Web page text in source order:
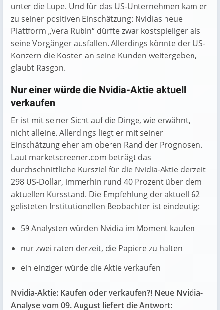
unter die Lupe. Und für das US-Unternehmen kam er
zu seiner positiven Einschätzung: Nvidias neue
Plattform „Vera Rubin“ dürfte zwar kostspieliger als
seine Vorgänger ausfallen. Allerdings könnte der US-
Konzern die Kosten an seine Kunden weitergeben,
glaubt Rasgon.
Nur einer würde die Nvidia-Aktie aktuell
verkaufen
Er ist mit seiner Sicht auf die Dinge, wie erwähnt,
nicht alleine. Allerdings liegt er mit seiner
Einschätzung eher am oberen Rand der Prognosen.
Laut marketscreener.com beträgt das
durchschnittliche Kursziel für die Nvidia-Aktie derzeit
298 US-Dollar, immerhin rund 40 Prozent über dem
aktuellen Kursstand. Die Empfehlung der aktuell 62
gelisteten Institutionellen Beobachter ist eindeutig:
59 Analysten würden Nvidia im Moment kaufen
nur zwei raten derzeit, die Papiere zu halten
ein einziger würde die Aktie verkaufen
Nvidia-Aktie: Kaufen oder verkaufen?! Neue Nvidia-
Analyse vom 09. August liefert die Antwort: